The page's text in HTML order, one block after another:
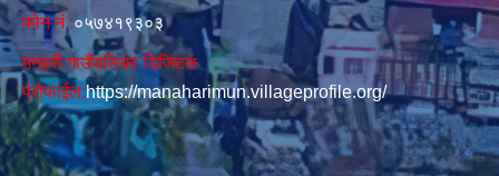
फोन नं‍‌ :०५७४१९३०३
मनहरी गाउँपालिका डिजिटल
प्रोफाईल:https://manaharimun.villageprofile.org/